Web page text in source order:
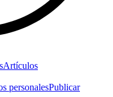
Artículos
personalesPublicar